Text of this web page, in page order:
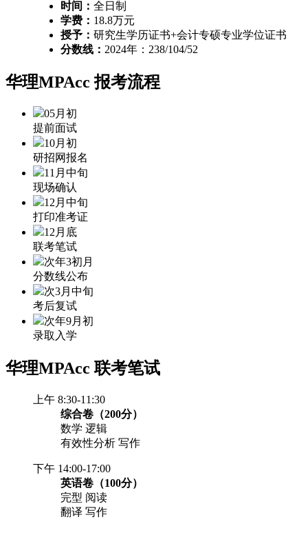
时间： 全日制
学费： 18.8万元
授予： 研究生学历证书+会计专硕专业学位证书
分数线： 2024年：238/104/52
华理MPAcc 报考流程
05月初
提前面试
10月初
研招网报名
11月中旬
现场确认
12月中旬
打印准考证
12月底
联考笔试
次年3初月
分数线公布
次3月中旬
考后复试
次年9月初
录取入学
华理MPAcc 联考笔试
上午 8:30-11:30
综合卷（200分）
数学 逻辑
有效性分析 写作
下午 14:00-17:00
英语卷（100分）
完型 阅读
翻译 写作